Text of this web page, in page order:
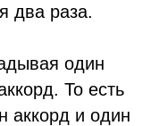
два раза.
один
То есть
аккорд и один